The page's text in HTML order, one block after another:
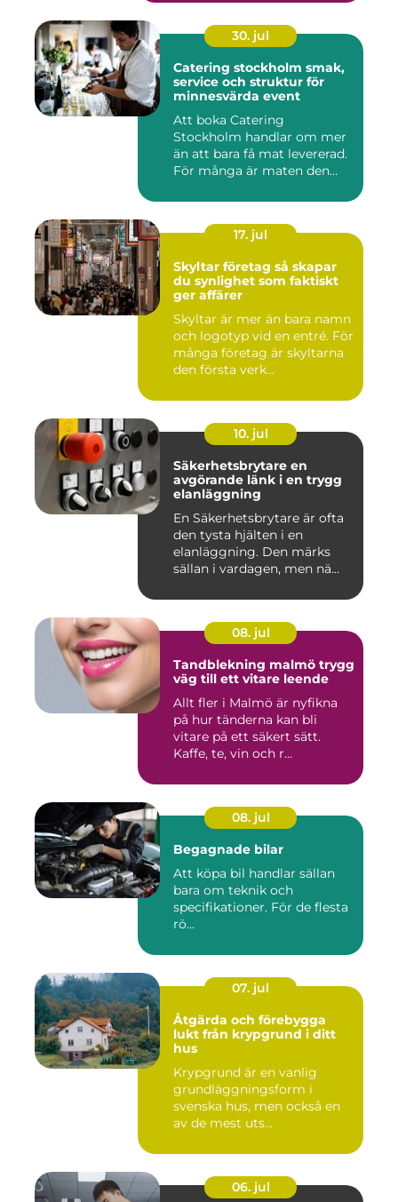
30. jul
Catering stockholm smak,
service och struktur för
minnesvärda event
Att boka Catering
Stockholm handlar om mer
än att bara få mat levererad.
För många är maten den
17. jul
Skyltar företag så skapar
du synlighet som faktiskt
ger affärer
Skyltar är mer än bara namn
och logotyp vid en entré. För
många företag är skyltarna
den första verk...
10. jul
Säkerhetsbrytare en
avgörande länk i en trygg
elanläggning
En Säkerhetsbrytare är ofta
den tysta hjälten i en
elanläggning. Den märks
sällan i vardagen, men nä...
08. jul
Tandblekning malmö trygg
väg till ett vitare leende
Allt fler i Malmö är nyfikna
på hur tänderna kan bli
vitare på ett säkert sätt.
Kaffe, te, vin och r...
08. jul
Begagnade bilar
Att köpa bil handlar sällan
bara om teknik och
specifikationer. För de flesta
rö...
07. jul
Åtgärda och förebygga
lukt från krypgrund i ditt
hus
Krypgrund är en vanlig
grundläggningsform i
svenska hus, men också en
av de mest uts...
06. jul